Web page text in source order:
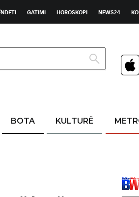
GATIMI HOROSKOPI NEWS24
BOTA KULTURË